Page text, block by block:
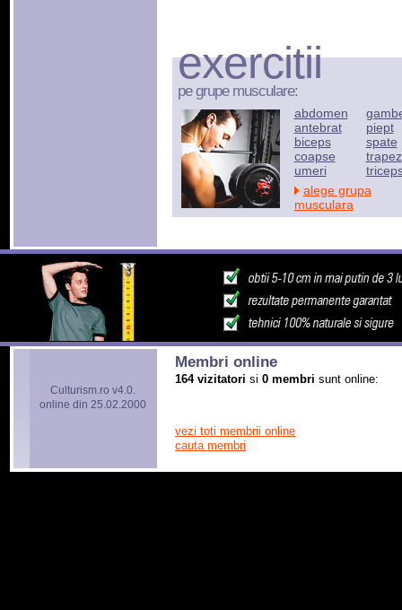
exercitii
pe grupe musculare:
abdomen
antebrat
biceps
coapse
umeri
piept
spate
trapez
alege grupa
musculara
Culturism.ro v4.0.
online din 25.02.2000
Membri online
164 vizitatori si 0 membri sunt online:
vezi toti membrii online
cauta membri